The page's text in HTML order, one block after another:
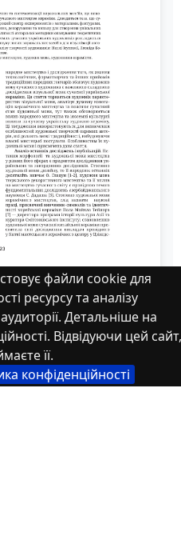
файли cookie для
ресурсу та аналізу
Детальніше на
Відвідуючи цей сайт,
її.
конфіденційності
статті-